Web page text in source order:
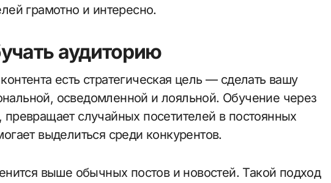
грамотно и интересно.
аудиторию
есть стратегическая цель — сделать вашу
осведомленной и лояльной. Обучение через
случайных посетителей в постоянных
выделиться среди конкурентов.
выше обычных постов и новостей. Такой подход